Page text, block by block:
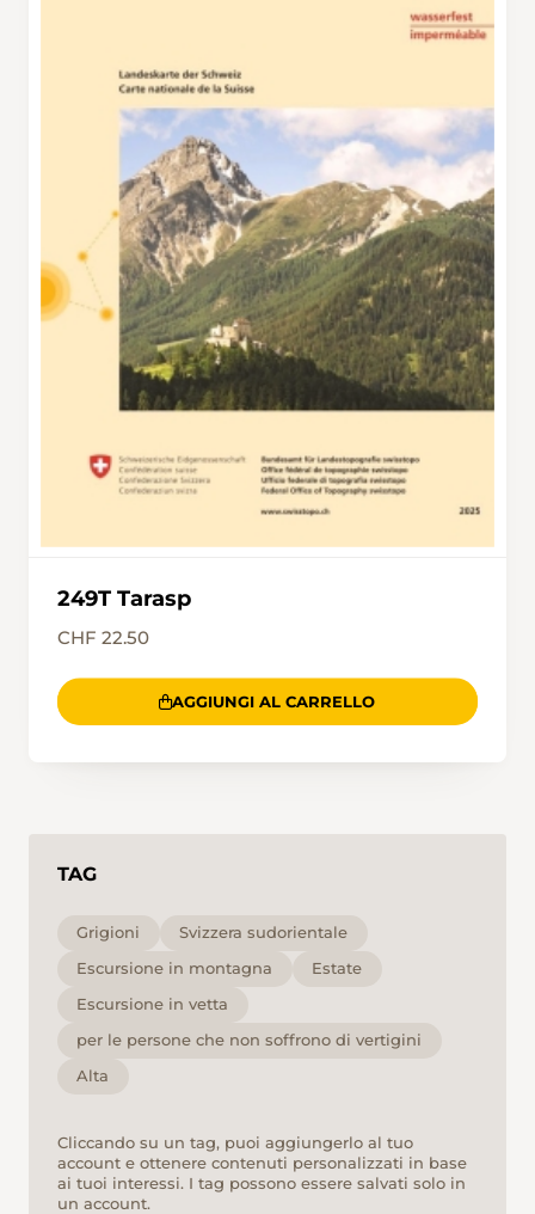
Weg von der Hütte zur Fuorcla Sesvenna
gewinnt rasch an Höhe. Ab einer Verzweigung
(P. 2529) verläuft der Weg ein Stück weit
ziemlich steil und abschüssig entlang einer
Rinne. Bei Schnee oder Vereisung ist hier
Vorsicht geboten. Das lange, einsame Val
Sesvenna bietet nochmals einige
landschaftliche Höhepunkte: türkis
schimmernde Bergseen, ein mächtiger
Blockgletscher, mäandrierende Bäche,
Bergflanken voller Latschen und immer
wieder die Sicht auf zerklüftete Gipfel. In S-
charl, wo das Val Sesvenna und die
Wanderung enden, stehen gleich mehrere
einladende Gasthäuser. Bevor das Postauto
zurück nach Scuol fährt, locken die
Nusstorte.
249T Tarasp
CHF 22.50
AGGIUNGI AL CARRELLO
TAG
Grigioni
Svizzera sudorientale
Escursione in montagna
Estate
Escursione in vetta
per le persone che non soffrono di vertigini
Alta
Cliccando su un tag, puoi aggiungerlo al tuo
account e ottenere contenuti personalizzati in base
ai tuoi interessi. I tag possono essere salvati solo in
un account.